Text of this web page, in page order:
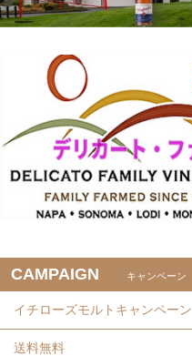
CAMPAIGN キャンペーン
イチローズモルトキャンペーン
送料無料